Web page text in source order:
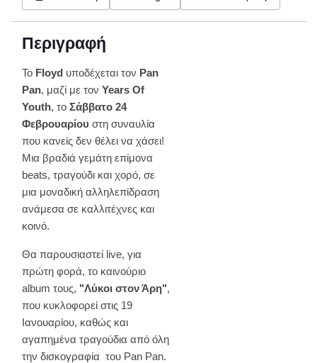
Περιγραφή
Το Floyd υποδέχεται τον Pan
Pan, μαζί με τον Years Of
Youth, το Σάββατο 24
Φεβρουαρίου στη συναυλία
που κανείς δεν θέλει να χάσει!
Μια βραδιά γεμάτη επίμονα
beats, τραγούδι και χορό, σε
μια μοναδική αλληλεπίδραση
ανάμεσα σε καλλιτέχνες και
κοινό.
Θα παρουσιαστεί live, για
πρώτη φορά, το καινούριο
album τους, "Λύκοι στον Άρη",
που κυκλοφορεί στις 19
Ιανουαρίου, καθώς και
αγαπημένα τραγούδια από όλη
την δισκογραφία του Pan Pan.